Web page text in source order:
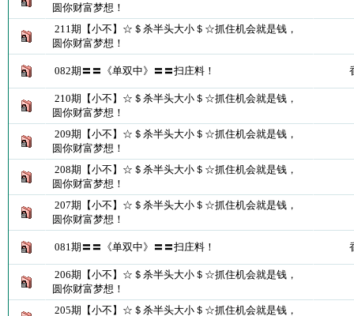
圆你财富梦想！
211期【小不】☆＄杀半头大小＄☆抓住机会就是钱，
圆你财富梦想！
082期〓〓《单双中》〓〓扫庄料！
210期【小不】☆＄杀半头大小＄☆抓住机会就是钱，
圆你财富梦想！
209期【小不】☆＄杀半头大小＄☆抓住机会就是钱，
圆你财富梦想！
208期【小不】☆＄杀半头大小＄☆抓住机会就是钱，
圆你财富梦想！
207期【小不】☆＄杀半头大小＄☆抓住机会就是钱，
圆你财富梦想！
081期〓〓《单双中》〓〓扫庄料！
206期【小不】☆＄杀半头大小＄☆抓住机会就是钱，
圆你财富梦想！
205期【小不】☆＄杀半头大小＄☆抓住机会就是钱，